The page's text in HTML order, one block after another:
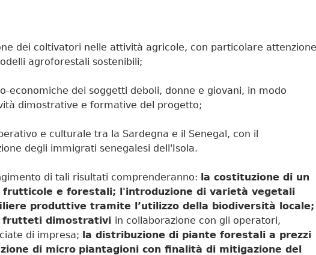
dei coltivatori nelle attività agricole, con particolare attenzione
agroforestali sostenibili;
economiche dei soggetti deboli, donne e giovani, in modo
dimostrative e formative del progetto;
e culturale tra la Sardegna e il Senegal, con il
degli immigrati senegalesi dell'Isola.
di tali risultati comprenderanno: la costituzione di un
e forestali; l'introduzione di varietà vegetali
produttive tramite l’utilizzo della biodiversità locale;
frutteti dimostrativi in collaborazione con gli operatori,
di impresa; la distribuzione di piante forestali a prezzi
di micro piantagioni con finalità di mitigazione del